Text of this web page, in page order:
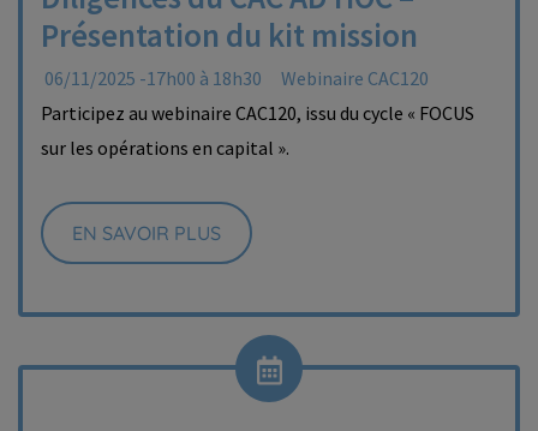
Présentation du kit mission
06/11/2025 -17h00 à 18h30
Webinaire CAC120
Participez au webinaire CAC120, issu du cycle « FOCUS
sur les opérations en capital ».
EN SAVOIR PLUS